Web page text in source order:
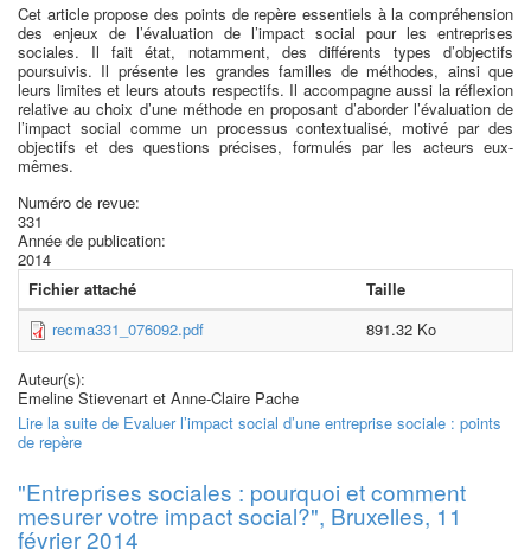
Cet article propose des points de repère essentiels à la compréhension
des enjeux de l’évaluation de l’impact social pour les entreprises
sociales. Il fait état, notamment, des différents types d’objectifs
poursuivis. Il présente les grandes familles de méthodes, ainsi que
leurs limites et leurs atouts respectifs. Il accompagne aussi la réflexion
relative au choix d’une méthode en proposant d’aborder l’évaluation de
l’impact social comme un processus contextualisé, motivé par des
objectifs et des questions précises, formulés par les acteurs eux-
mêmes.
Numéro de revue:
331
Année de publication:
2014
Fichier attaché
Taille
recma331_076092.pdf
891.32 Ko
Auteur(s):
Emeline Stievenart et Anne-Claire Pache
Lire la suite de Evaluer l’impact social d’une entreprise sociale : points
de repère
"Entreprises sociales : pourquoi et comment
mesurer votre impact social?", Bruxelles, 11
février 2014